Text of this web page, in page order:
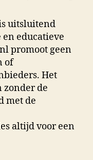
uitsluitend
educatieve
promoot geen
of
Het
zonder de
met de
altijd voor een